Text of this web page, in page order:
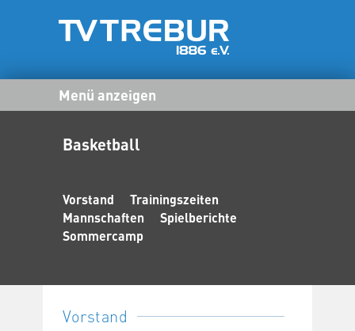
Menü anzeigen
Basketball
Vorstand
Trainingszeiten
Mannschaften
Spielberichte
Sommercamp
Vorstand